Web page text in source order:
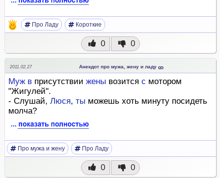
Про Ладу Короткие
0 0
2011.02.27 Анекдот про мужа, жену и ладу
Муж в присутствии жены возится с мотором
"Жигулей".
- Слушай, Люся, ты можешь хоть минуту посидеть
молча?
Про мужа и жену Про Ладу
0 0